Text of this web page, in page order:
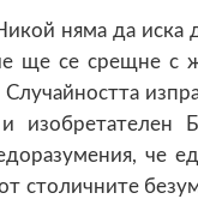
няма да иска
ще се срещне с
Случайността
че
столичните